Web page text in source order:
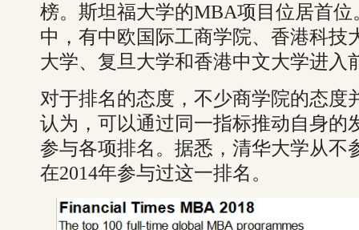
榜。斯坦福大学的MBA项目位居首
中，有中欧国际工商学院、香港科技
大学、复旦大学和香港中文大学进入
对于排名的态度，不少商学院的态度
认为，可以通过同一指标推动自身的
参与各项排名。据悉，清华大学从不
在2014年参与过这一排名。